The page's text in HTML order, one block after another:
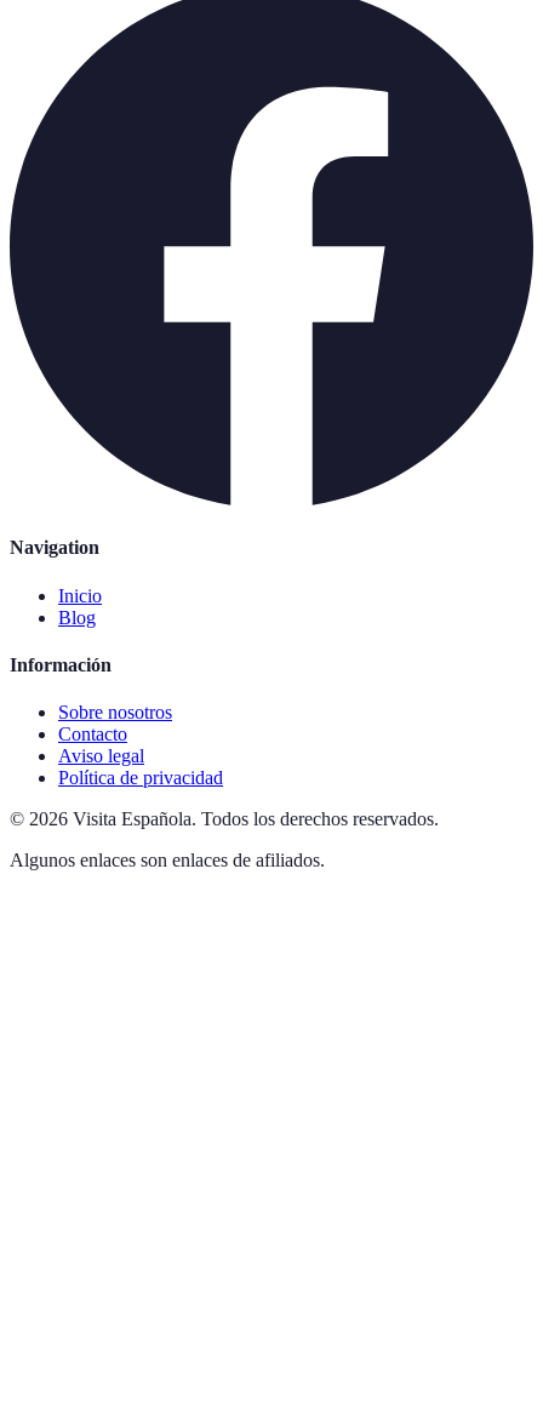
Navigation
Inicio
Blog
Información
Sobre nosotros
Contacto
Aviso legal
Política de privacidad
© 2026 Visita Española. Todos los derechos reservados.
Algunos enlaces son enlaces de afiliados.